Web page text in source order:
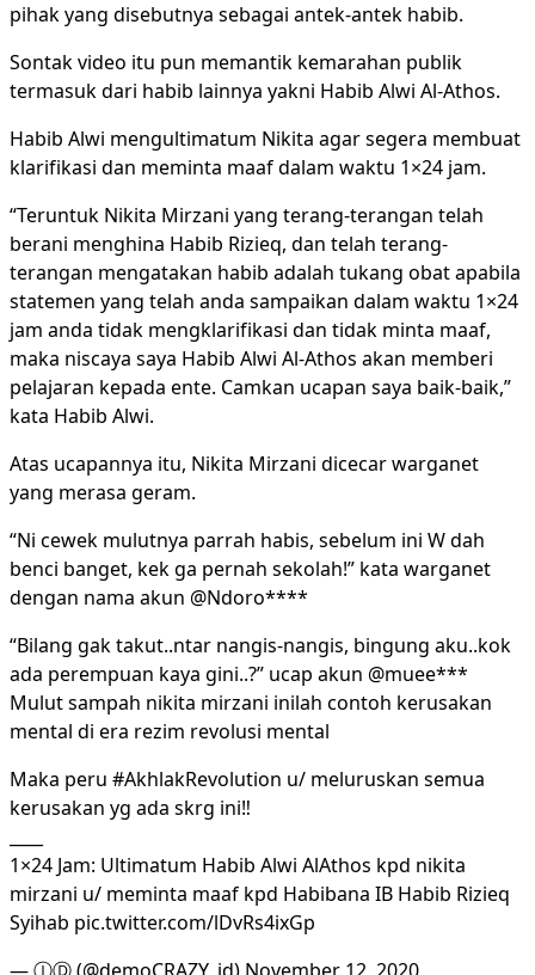
pihak yang disebutnya sebagai antek-antek habib.
Sontak video itu pun memantik kemarahan publik
termasuk dari habib lainnya yakni Habib Alwi Al-Athos.
Habib Alwi mengultimatum Nikita agar segera membuat
klarifikasi dan meminta maaf dalam waktu 1×24 jam.
“Teruntuk Nikita Mirzani yang terang-terangan telah
berani menghina Habib Rizieq, dan telah terang-
terangan mengatakan habib adalah tukang obat apabila
statemen yang telah anda sampaikan dalam waktu 1×24
jam anda tidak mengklarifikasi dan tidak minta maaf,
maka niscaya saya Habib Alwi Al-Athos akan memberi
pelajaran kepada ente. Camkan ucapan saya baik-baik,”
kata Habib Alwi.
Atas ucapannya itu, Nikita Mirzani dicecar warganet
yang merasa geram.
“Ni cewek mulutnya parrah habis, sebelum ini W dah
benci banget, kek ga pernah sekolah!” kata warganet
dengan nama akun @Ndoro****
“Bilang gak takut..ntar nangis-nangis, bingung aku..kok
ada perempuan kaya gini..?” ucap akun @muee***
Mulut sampah nikita mirzani inilah contoh kerusakan
mental di era rezim revolusi mental
Maka peru #AkhlakRevolution u/ meluruskan semua
kerusakan yg ada skrg ini‼️
1×24 Jam: Ultimatum Habib Alwi AlAthos kpd nikita
mirzani u/ meminta maaf kpd Habibana IB Habib Rizieq
Syihab pic.twitter.com/lDvRs4ixGp